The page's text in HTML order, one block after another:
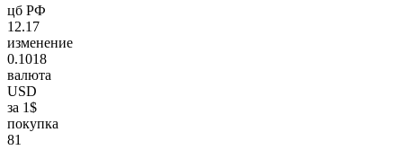
цб РФ
12.17
изменение
0.1018
валюта
USD
за 1$
покупка
81